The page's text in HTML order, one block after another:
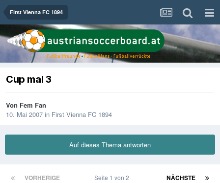
First Vienna FC 1894
Cup mal 3
Von Fem Fan
10. Mai 2007 in First Vienna FC 1894
Auf dieses Thema antworten
VORHERIGE NÄCHSTE
Seite 1 von 2